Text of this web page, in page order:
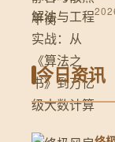
今日资讯